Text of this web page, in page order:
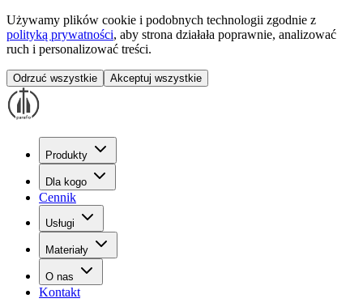
Używamy plików cookie i podobnych technologii zgodnie z
polityką prywatności, aby strona działała poprawnie, analizować
ruch i personalizować treści.
Odrzuć wszystkie Akceptuj wszystkie
Produkty
Dla kogo
Cennik
Usługi
Materiały
O nas
Kontakt